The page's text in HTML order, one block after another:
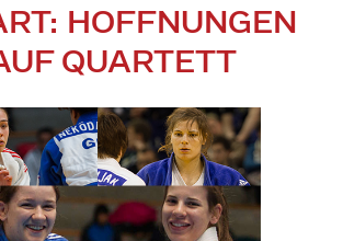
HOFFNUNGEN
QUARTETT